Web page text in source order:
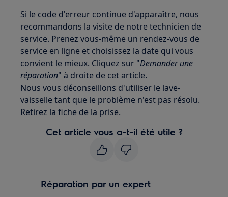
Si le code d'erreur continue d'apparaître, nous
recommandons la visite de notre technicien de
service. Prenez vous-même un rendez-vous de
service en ligne et choisissez la date qui vous
convient le mieux. Cliquez sur "Demander une
réparation" à droite de cet article.
Nous vous déconseillons d'utiliser le lave-
vaisselle tant que le problème n'est pas résolu.
Retirez la fiche de la prise.
Cet article vous a-t-il été utile ?
Réparation par un expert